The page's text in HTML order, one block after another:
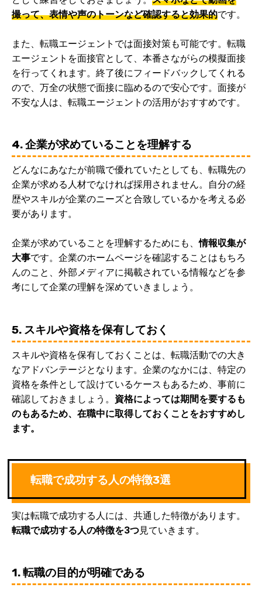
撮って、表情や声のトーンなど確認すると効果的です。
また、転職エージェントでは面接対策も可能です。転職
エージェントを面接官として、本番さながらの模擬面接
を行ってくれます。終了後にフィードバックしてくれる
ので、万全の状態で面接に臨めるので安心です。面接が
不安な人は、転職エージェントの活用がおすすめです。
4. 企業が求めていることを理解する
どんなにあなたが前職で優れていたとしても、転職先の
企業が求める人材でなければ採用されません。自分の経
歴やスキルが企業のニーズと合致しているかを考える必
要があります。
企業が求めていることを理解するためにも、情報収集が
大事です。企業のホームページを確認することはもちろ
んのこと、外部メディアに掲載されている情報などを参
考にして企業の理解を深めていきましょう。
5. スキルや資格を保有しておく
スキルや資格を保有しておくことは、転職活動での大き
なアドバンテージとなります。企業のなかには、特定の
資格を条件として設けているケースもあるため、事前に
確認しておきましょう。 資格によっては期間を要するも
のもあるため、在職中に取得しておくことをおすすめし
ます。
転職で成功する人の特徴3選
実は転職で成功する人には、共通した特徴があります。
転職で成功する人の特徴を3つ見ていきます。
1. 転職の目的が明確である